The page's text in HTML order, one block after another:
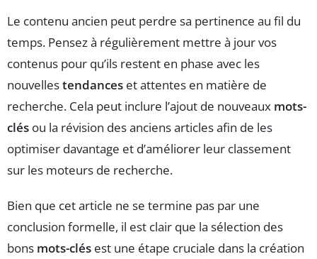
Le contenu ancien peut perdre sa pertinence au fil du
temps. Pensez à régulièrement mettre à jour vos
contenus pour qu’ils restent en phase avec les
nouvellestendances et attentes en matière de
recherche. Cela peut inclure l’ajout de nouveaux mots-
clés ou la révision des anciens articles afin de les
optimiser davantage et d’améliorer leur classement
sur les moteurs de recherche.
Bien que cet article ne se termine pas par une
conclusion formelle, il est clair que la sélection des
bons mots-clés est une étape cruciale dans la création